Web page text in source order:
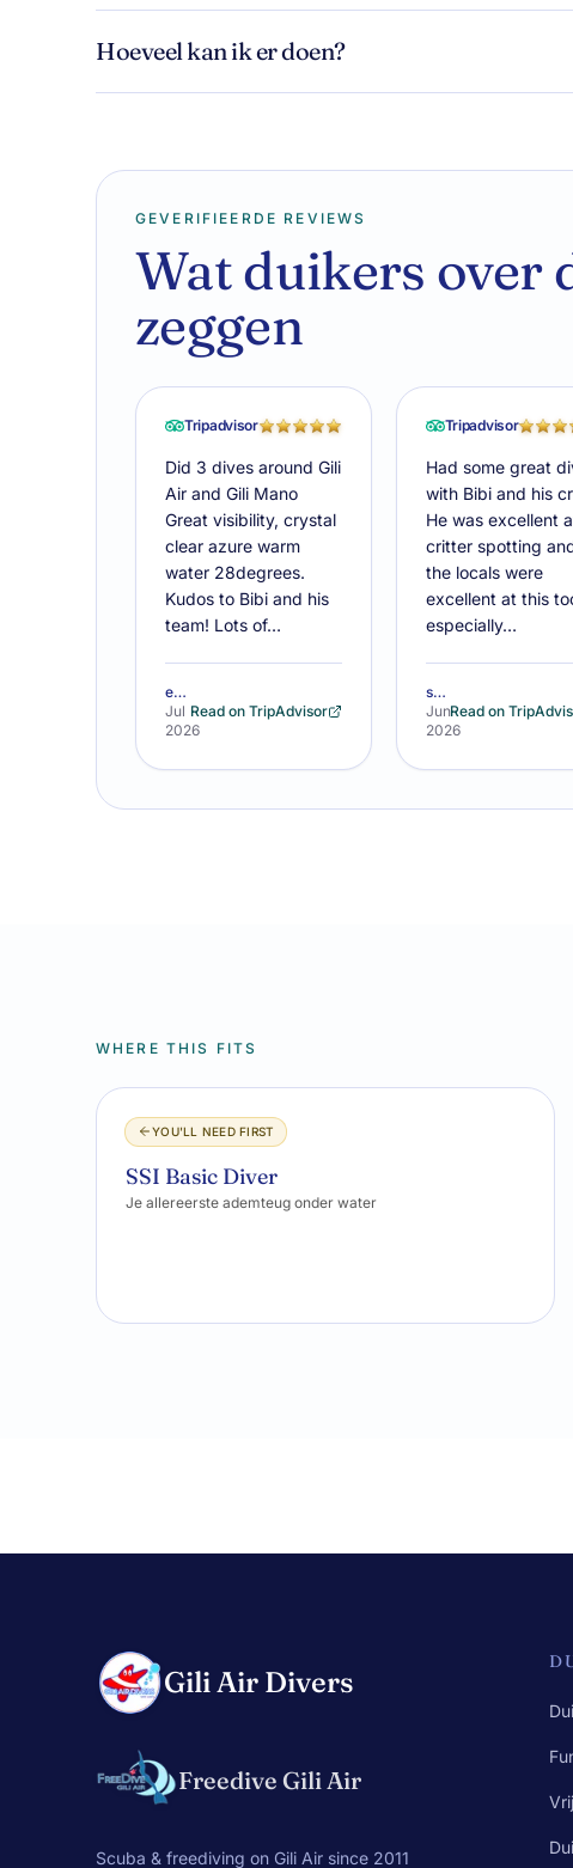
Hoeveel kan ik er doen?
GEVERIFIEERDE REVIEWS
Wat duikers over
zeggen
Tripadvisor
Did 3 dives around Gili
Air and Gili Mano
Great visibility, crystal
clear azure warm
water 28degrees.
Kudos to Bibi and his
team! Lots of…
eduardp781
Jul
2026
Read on TripAdvisor
Tripadvisor
Had some great
with Bibi and his
He was excellent
critter spotting
the locals were
excellent at this
especially…
stewad-s
Jun
2026
Read on
WHERE THIS FITS
YOU'LL NEED FIRST
SSI Basic Diver
Je allereerste ademteug onder water
Gili Air Divers
Freedive Gili Air
Scuba & freediving on Gili Air since 2011